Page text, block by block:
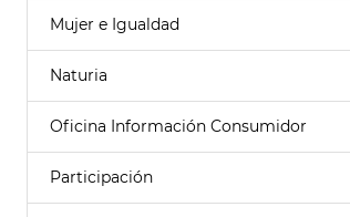
Mujer e Igualdad
Naturia
Oficina Información Consumidor
Participación